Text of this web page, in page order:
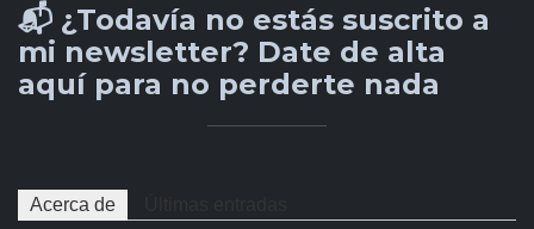
📬 ¿Todavía no estás suscrito a
mi newsletter? Date de alta
aquí para no perderte nada
Acerca de